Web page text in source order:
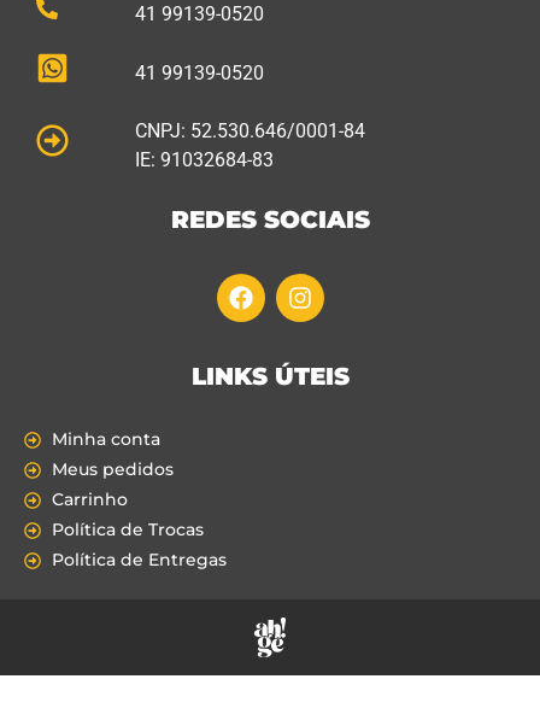
41 99139-0520
41 99139-0520
CNPJ: 52.530.646/0001-84
IE: 91032684-83
REDES SOCIAIS
LINKS ÚTEIS
Minha conta
Meus pedidos
Carrinho
Política de Trocas
Política de Entregas